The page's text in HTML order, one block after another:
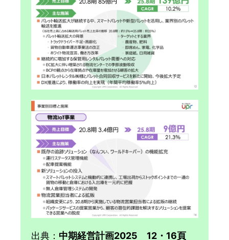
出典： 中期経営計画2025 12・16頁